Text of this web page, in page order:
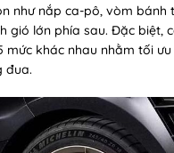
như nắp ca-pô, vòm bánh
gió lớn phía sau. Đặc biệt,
mức khác nhau nhằm tối
đua.